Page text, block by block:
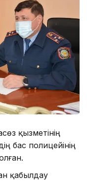
қызметінің
бас полицейінің
қабылдау